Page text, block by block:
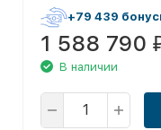
+79 439
1 588 790
В наличии